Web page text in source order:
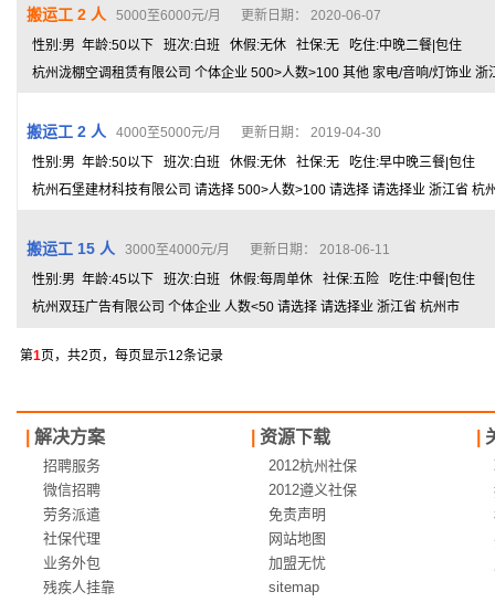
搬运工 2 人
5000至6000元/月 更新日期： 2020-06-07
性别:男 年龄:50以下 班次:白班 休假:无休 社保:无 吃住:中晚二餐|包住
杭州泷棚空调租赁有限公司 个体企业 500>人数>100 其他 家电/音响/灯饰业 浙
搬运工 2 人
4000至5000元/月 更新日期： 2019-04-30
性别:男 年龄:50以下 班次:白班 休假:无休 社保:无 吃住:早中晚三餐|包住
杭州石堡建材科技有限公司 请选择 500>人数>100 请选择 请选择业 浙江省 杭
搬运工 15 人
3000至4000元/月 更新日期： 2018-06-11
性别:男 年龄:45以下 班次:白班 休假:每周单休 社保:五险 吃住:中餐|包住
杭州双珏广告有限公司 个体企业 人数<50 请选择 请选择业 浙江省 杭州市
第1页，共2页，每页显示12条记录
解决方案 资源下载
招聘服务
微信招聘
劳务派遣
社保代理
业务外包
残疾人挂靠
2012杭州社保
2012遵义社保
免责声明
网站地图
加盟无忧
sitemap